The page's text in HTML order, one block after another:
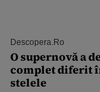
Descopera.ro
O supernovă a
complet diferit
stelele